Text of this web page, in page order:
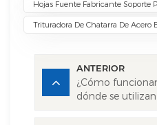
Hojas Fuente Fabricante Soporte
Trituradora De Chatarra De Acero
ANTERIOR
¿Cómo
dónde se